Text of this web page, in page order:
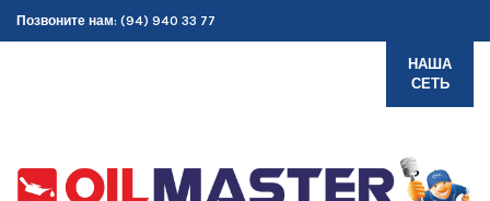
Позвоните нам: (94) 940 33 77
НАША
СЕТЬ